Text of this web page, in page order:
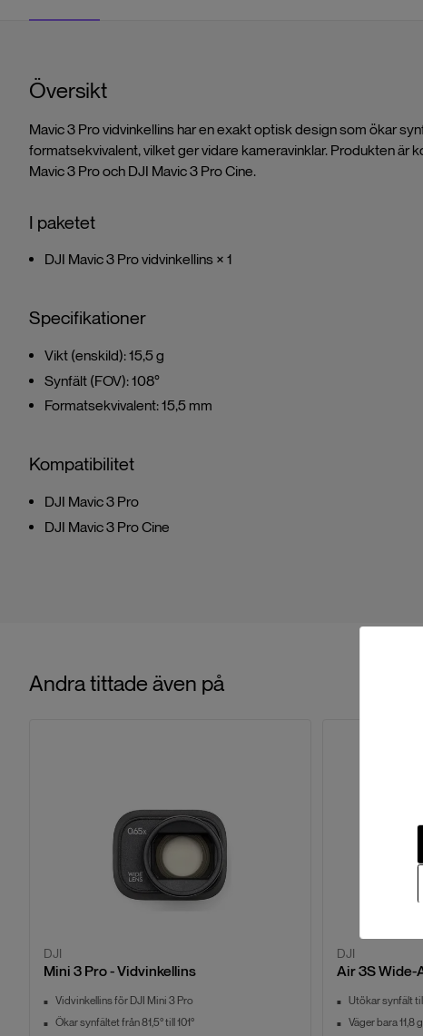
Översikt
Mavic 3 Pro vidvinkellins har en exakt optisk design som ökar
formatsekvivalent, vilket ger vidare kameravinklar. Produkten är
Mavic 3 Pro och DJI Mavic 3 Pro Cine.
I paketet
DJI Mavic 3 Pro vidvinkellins × 1
Specifikationer
Vikt (enskild): 15,5 g
Synfält (FOV): 108°
Formatsekvivalent: 15,5 mm
Kompatibilitet
DJI Mavic 3 Pro
DJI Mavic 3 Pro Cine
Andra tittade även på
DJI
Mini 3 Pro - Vidvinkellins
Vidvinkellins för DJI Mini 3 Pro
Ökar synfältet från 81,5° till 101°
DJI
Air 3S Wide-
Utökar synfält till
Väger bara 11,8 g